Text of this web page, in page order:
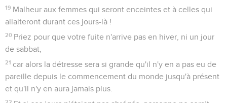
19 Malheur aux femmes qui seront enceintes et à celles qui
allaiteront durant ces jours-là !
20 Priez pour que votre fuite n'arrive pas en hiver, ni un jour
de sabbat,
21 car alors la détresse sera si grande qu'il n'y en a pas eu de
pareille depuis le commencement du monde jusqu'à présent
et qu'il n'y en aura jamais plus.
22